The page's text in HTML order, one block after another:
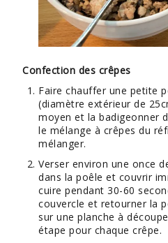
Confection des crêpes
Faire chauffer une petite
(diamètre extérieur de
moyen et la badigeonner
le mélange à crêpes du
mélanger.
Verser environ une once
dans la poêle et couvrir
cuire pendant 30-60
couvercle et retourner la
sur une planche à
étape pour chaque crêpe.